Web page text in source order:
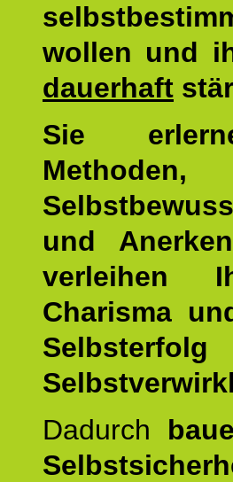
wollen und
dauerhaft
Sie
und
verleihen
Charisma
Dadurch